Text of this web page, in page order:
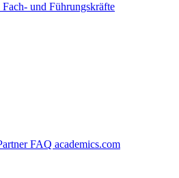
und Führungskräfte
FAQ academics.com